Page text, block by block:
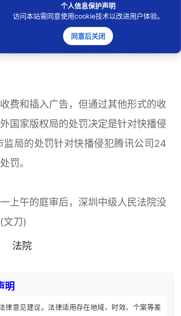
、排序和推荐等编辑整理，收录进快
这些事实表明，快播具有明显的主观
仍未停止侵权作品的编辑，快播公司
费和插入广告，但通过其他形式的收
国家版权局的处罚决定是针对快播侵
局的处罚针对快播侵犯腾讯公司24
罚。
上午的庭审后，深圳中级人民法院没
文刀)
法院
明
律意见建议。法律适用存在地域、时效、个案等差
个人信息保护声明
访问本站需同意使用cookie技术以改进用户体验。
同意后关闭